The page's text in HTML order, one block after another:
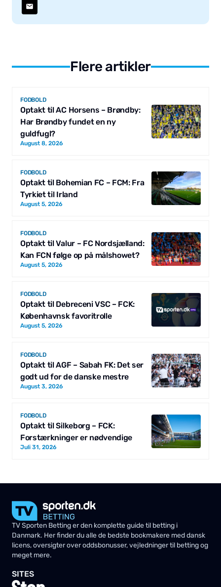
Flere artikler
FODBOLD
Optakt til AC Horsens – Brøndby:
Har Brøndby fundet en ny
guldfugl?
August 8, 2026
FODBOLD
Optakt til Bohemian FC – FCM: Fra
Tyrkiet til Irland
August 5, 2026
FODBOLD
Optakt til Valur – FC Nordsjælland:
Kan FCN følge op på målshowet?
August 5, 2026
FODBOLD
Optakt til Debreceni VSC – FCK:
Københavnsk favoritrolle
August 5, 2026
FODBOLD
Optakt til AGF – Sabah FK: Det ser
godt ud for de danske mestre
August 3, 2026
FODBOLD
Optakt til Silkeborg – FCK:
Forstærkninger er nødvendige
Juli 31, 2026
TV Sporten Betting er den komplette guide til betting i
Danmark. Her finder du alle de bedste bookmakere med dansk
licens, oversigter over oddsbonusser, vejledninger til betting og
meget mere.
SITES